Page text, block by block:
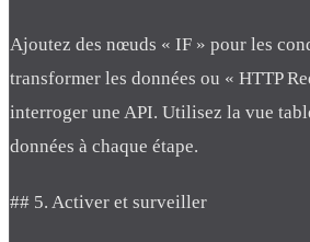
Ajoutez des nœuds « IF » pour les
transformer les données ou « HTTP
interroger une API. Utilisez la vue
données à chaque étape.
## 5. Activer et surveiller